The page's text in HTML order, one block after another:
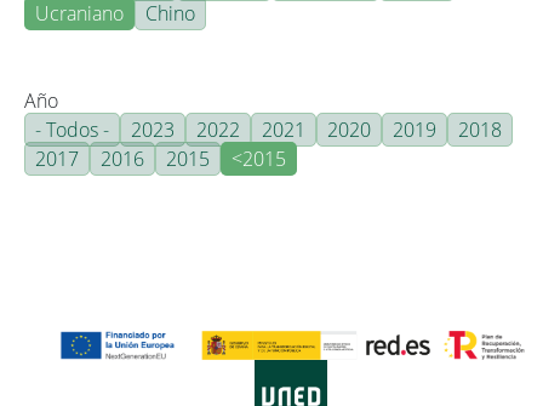
Ucraniano
Chino
Año
- Todos -
2023 2022 2021 2020 2019
2018
2017
2016 2015 <2015